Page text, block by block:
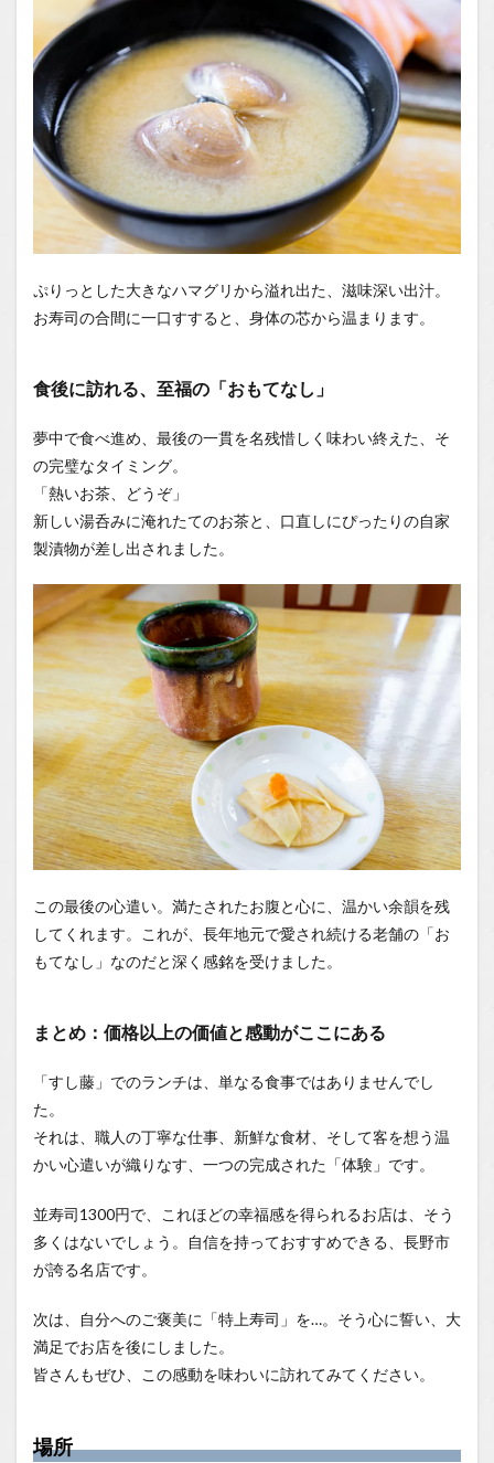
ぷりっとした大きなハマグリから溢れ出た、滋味深い出汁。
お寿司の合間に一口すすると、身体の芯から温まります。
食後に訪れる、至福の「おもてなし」
夢中で食べ進め、最後の一貫を名残惜しく味わい終えた、そ
の完璧なタイミング。
「熱いお茶、どうぞ」
新しい湯呑みに淹れたてのお茶と、口直しにぴったりの自家
製漬物が差し出されました。
この最後の心遣い。満たされたお腹と心に、温かい余韻を残
してくれます。これが、長年地元で愛され続ける老舗の「お
もてなし」なのだと深く感銘を受けました。
まとめ：価格以上の価値と感動がここにある
「すし藤」でのランチは、単なる食事ではありませんでし
た。
それは、職人の丁寧な仕事、新鮮な食材、そして客を想う温
かい心遣いが織りなす、一つの完成された「体験」です。
並寿司1300円で、これほどの幸福感を得られるお店は、そう
多くはないでしょう。自信を持っておすすめできる、長野市
が誇る名店です。
次は、自分へのご褒美に「特上寿司」を…。そう心に誓い、大
満足でお店を後にしました。
皆さんもぜひ、この感動を味わいに訪れてみてください。
場所